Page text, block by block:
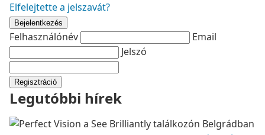
Elfelejtette a jelszavát?
Bejelentkezés
Felhasználónév
Email
Jelszó
Regisztráció
Legutóbbi hírek